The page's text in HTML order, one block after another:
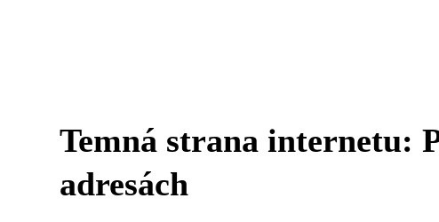
Temná strana internetu:
adresách